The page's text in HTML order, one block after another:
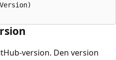
version. Den version